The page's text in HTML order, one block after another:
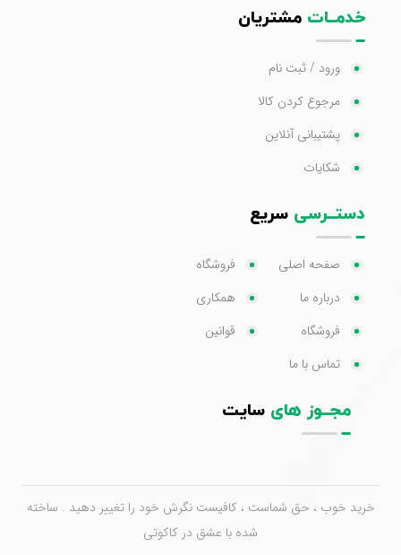
خدمــات مشتریان
ورود / ثبت نام
مرجوع کردن کالا
پشتیبانی آنلاین
شکایات
دستــرسی سریع
صفحه اصلی
درباره ما
فروشگاه
تماس با ما
فروشگاه
همکاری
قوانین
مجــوز های سایت
خرید خوب ، حق شماست ، کافیست نگرش خود را تغییر دهید . ساخته
شده با عشق در کاکوتی